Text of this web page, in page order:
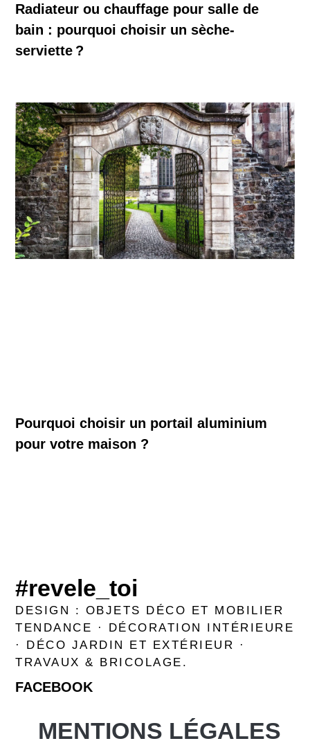
Radiateur ou chauffage pour salle de
bain : pourquoi choisir un sèche-
serviette ?
Pourquoi choisir un portail aluminium
pour votre maison ?
#revele_toi
DESIGN : OBJETS DÉCO ET MOBILIER
TENDANCE · DÉCORATION INTÉRIEURE
· DÉCO JARDIN ET EXTÉRIEUR ·
TRAVAUX & BRICOLAGE.
FACEBOOK
MENTIONS LÉGALES